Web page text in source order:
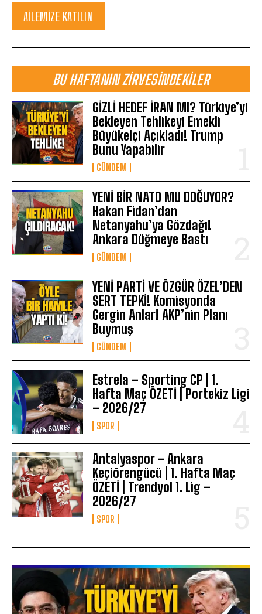
AILEMIZE KATILIN
BU HAFTANIN ZIRVESINDEKILER
GİZLİ HEDEF İRAN MI? Türkiye’yi
Bekleyen Tehlikeyi Emekli
Büyükelçi Açıkladı! Trump
Bunu Yapabilir
GÜNDEM
YENİ BİR NATO MU DOĞUYOR?
Hakan Fidan’dan
Netanyahu’ya Gözdağı!
Ankara Düğmeye Bastı
GÜNDEM
YENİ PARTİ VE ÖZGÜR ÖZEL’DEN
SERT TEPKİ! Komisyonda
Gergin Anlar! AKP’nin Planı
Buymuş
GÜNDEM
Estrela – Sporting CP | 1.
Hafta Maç ÖZETİ | Portekiz Ligi
– 2026/27
SPOR
Antalyaspor – Ankara
Keçiörengücü | 1. Hafta Maç
ÖZETİ | Trendyol 1. Lig –
2026/27
SPOR